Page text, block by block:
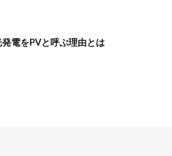
電をPVと呼ぶ理由とは